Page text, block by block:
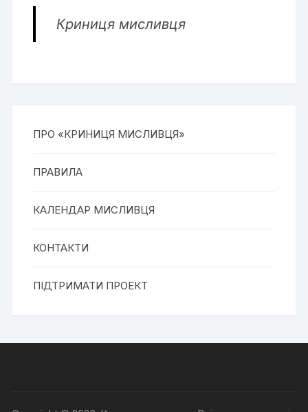
Криниця мисливця
ПРО «КРИНИЦЯ МИСЛИВЦЯ»
ПРАВИЛА
КАЛЕНДАР МИСЛИВЦЯ
КОНТАКТИ
ПІДТРИМАТИ ПРОЕКТ